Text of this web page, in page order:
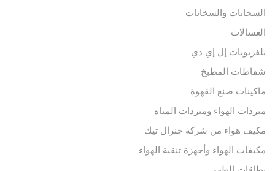
السخانات والسخانات
الغسالات
تلفزيونات إل إي دي
شفاطات المطبخ
ماكينات صنع القهوة
مبردات الهواء ومبردات المياه
مكيف هواء من شركة جنرال تيك
مكيفات الهواء وأجهزة تنقية الهواء